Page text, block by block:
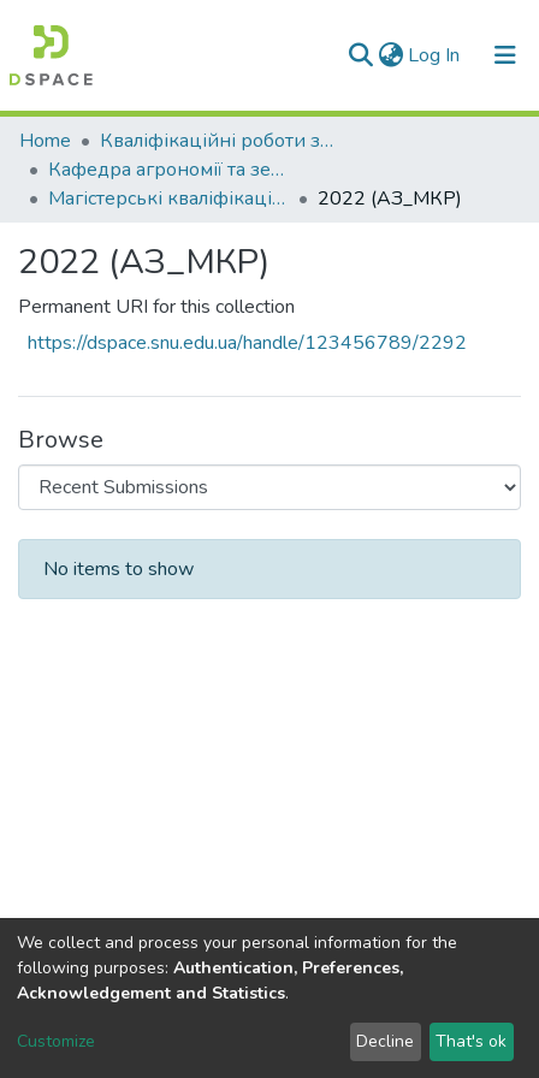
Log In (current)
Communities & Collections
All of DSpace
Home
Кваліфікаційні роботи здобувачів вищої освіти
Кафедра агрономії та землеустрою (АЗ)
Магістерські кваліфікаційні роботи
2022 (АЗ_МКР)
2022 (АЗ_МКР)
Permanent URI for this collection
https://dspace.snu.edu.ua/handle/123456789/2292
Browse
Recent Submissions
No items to show
Dspace & Volodymyr Dahl East Ukrainian National University
LYRASIS
Send Feedback
We collect and process your personal information for the
following purposes: Authentication, Preferences,
Acknowledgement and Statistics.
Customize Decline That's ok